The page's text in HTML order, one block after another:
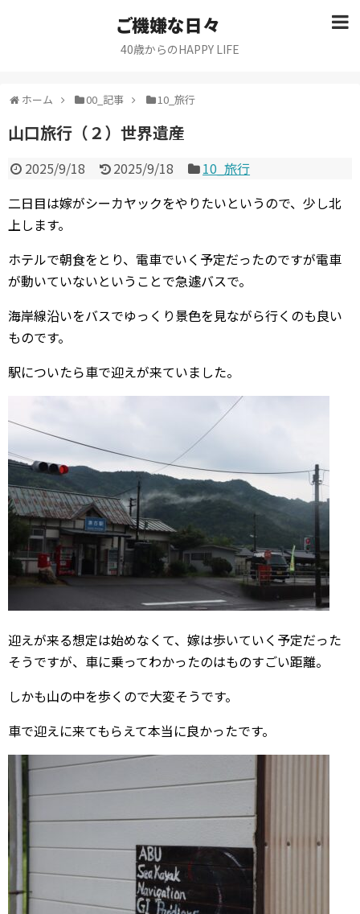
ご機嫌な日々
40歳からのHAPPY LIFE
ホーム 00_記事 10_旅行
山口旅行（２）世界遺産
2025/9/18 2025/9/18
10_旅行
二日目は嫁がシーカヤックをやりたいというので、少し北
上します。
ホテルで朝食をとり、電車でいく予定だったのですが電車
が動いていないということで急遽バスで。
海岸線沿いをバスでゆっくり景色を見ながら行くのも良い
ものです。
駅についたら車で迎えが来ていました。
迎えが来る想定は始めなくて、嫁は歩いていく予定だった
そうですが、車に乗ってわかったのはものすごい距離。
しかも山の中を歩くので大変そうです。
車で迎えに来てもらえて本当に良かったです。